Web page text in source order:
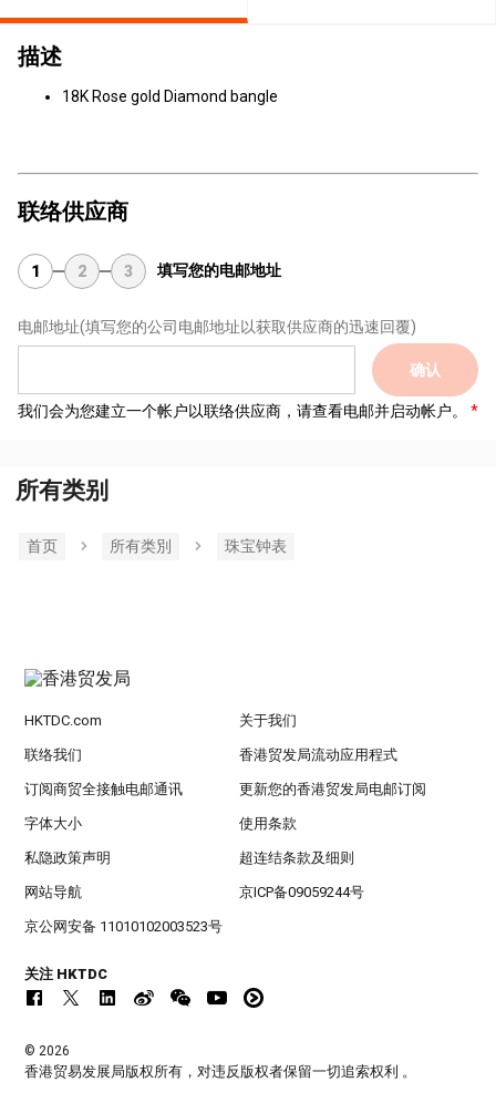
描述
18K Rose gold Diamond bangle
联络供应商
1 2 3 填写您的电邮地址
电邮地址(填写您的公司电邮地址以获取供应商的迅速回覆)
确认
我们会为您建立一个帐户以联络供应商，请查看电邮并启动帐户。
所有类别
首页 所有类別 珠宝钟表
HKTDC.com 关于我们
联络我们 香港贸发局流动应用程式
订阅商贸全接触电邮通讯 更新您的香港贸发局电邮订阅
字体大小 使用条款
私隐政策声明 超连结条款及细则
网站导航 京ICP备09059244号
京公网安备 11010102003523号
关注 HKTDC
© 2026
香港贸易发展局版权所有，对违反版权者保留一切追索权利 。